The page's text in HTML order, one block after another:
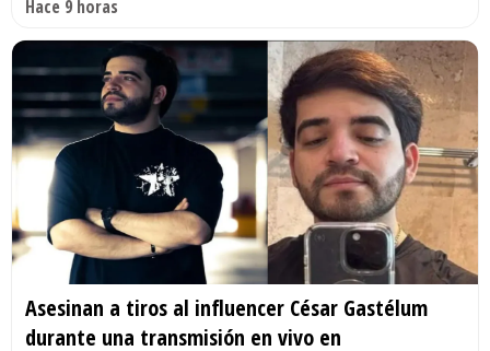
Hace 9 horas
Asesinan a tiros al influencer César Gastélum
durante una transmisión en vivo en